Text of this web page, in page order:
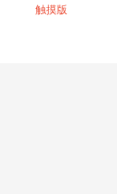
触摸版